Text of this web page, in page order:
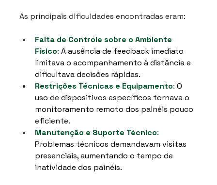
As principais dificuldades encontradas eram:
Falta de Controle sobre o Ambiente
Físico: A ausência de feedback imediato
limitava o acompanhamento à distância e
dificultava decisões rápidas.
Restrições Técnicas e Equipamento: O
uso de dispositivos específicos tornava o
monitoramento remoto dos painéis pouco
eficiente.
Manutenção e Suporte Técnico:
Problemas técnicos demandavam visitas
presenciais, aumentando o tempo de
inatividade dos painéis.